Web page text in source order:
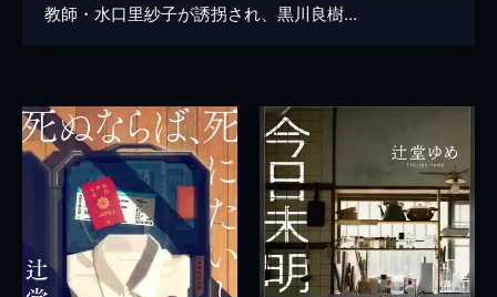
教師・水口里紗子が誘拐され、黒川良樹...